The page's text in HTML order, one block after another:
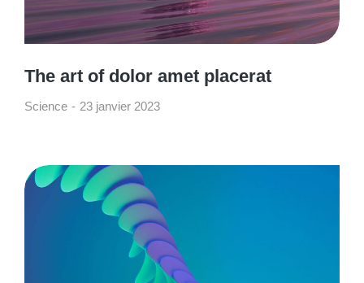
The art of dolor amet placerat
Science 23 janvier 2023